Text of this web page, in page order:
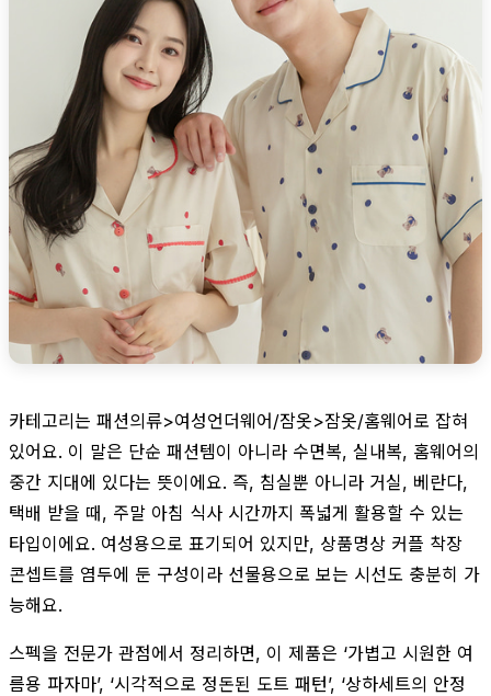
카테고리는 패션의류>여성언더웨어/잠옷>잠옷/홈웨어로 잡혀
있어요. 이 말은 단순 패션템이 아니라 수면복, 실내복, 홈웨어의
중간 지대에 있다는 뜻이에요. 즉, 침실뿐 아니라 거실, 베란다,
택배 받을 때, 주말 아침 식사 시간까지 폭넓게 활용할 수 있는
타입이에요. 여성용으로 표기되어 있지만, 상품명상 커플 착장
콘셉트를 염두에 둔 구성이라 선물용으로 보는 시선도 충분히 가
능해요.
스펙을 전문가 관점에서 정리하면, 이 제품은 ‘가볍고 시원한 여
름용 파자마’, ‘시각적으로 정돈된 도트 패턴’, ‘상하세트의 안정